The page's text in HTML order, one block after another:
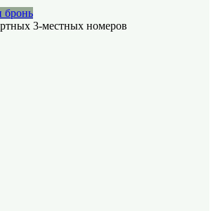
бронь